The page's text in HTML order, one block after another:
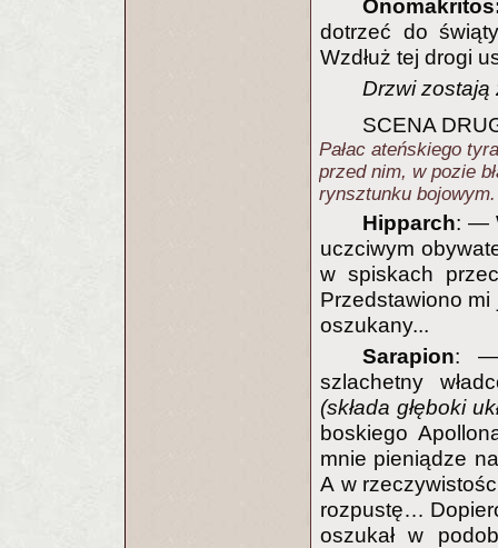
dotrzeć do
Wzdłuż tej drogi
Drzwi zostają
SCENA
Pałac ateńskiego
przed nim, w pozie
rynsztunku bojowym.
Hipparch: —
uczciwym
w spiskach
Przedstawiono
oszukany...
Sarapion: —
szlachetny
(składa głęboki
boskiego
mnie pieniądze
A w
rozpustę…
oszukał w